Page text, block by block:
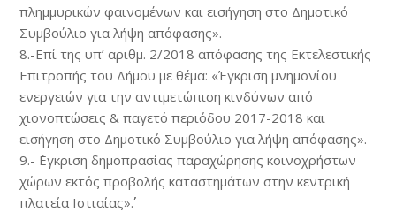
πλημμυρικών φαινομένων και εισήγηση στο Δημοτικό
Συμβούλιο για λήψη απόφασης».
8.-Επί της υπ’ αριθμ. 2/2018 απόφασης της Εκτελεστικής
Επιτροπής του Δήμου με θέμα: «Έγκριση μνημονίου
ενεργειών για την αντιμετώπιση κινδύνων από
χιονοπτώσεις & παγετό περιόδου 2017-2018 και
εισήγηση στο Δημοτικό Συμβούλιο για λήψη απόφασης».
9.- ΄Εγκριση δημοπρασίας παραχώρησης κοινοχρήστων
χώρων εκτός προβολής καταστημάτων στην κεντρική
πλατεία Ιστιαίας»΄΄.